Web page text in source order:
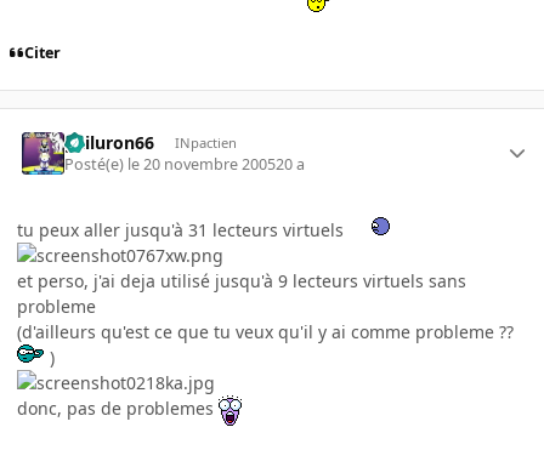
Citer
gailuron66 INpactien
Posté(e) le 20 novembre 200520 a
tu peux aller jusqu'à 31 lecteurs virtuels
et perso, j'ai deja utilisé jusqu'à 9 lecteurs virtuels sans
probleme
(d'ailleurs qu'est ce que tu veux qu'il y ai comme probleme ??
)
donc, pas de problemes